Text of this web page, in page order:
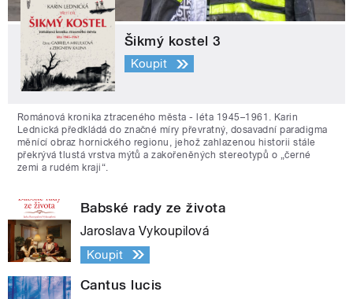
Šikmý kostel 3
Koupit
Románová kronika ztraceného města - léta 1945–1961. Karin
Lednická předkládá do značné míry převratný, dosavadní paradigma
měnící obraz hornického regionu, jehož zahlazenou historii stále
překrývá tlustá vrstva mýtů a zakořeněných stereotypů o „černé
zemi a rudém kraji“.
Babské rady ze života
Jaroslava Vykoupilová
Koupit
Cantus lucis